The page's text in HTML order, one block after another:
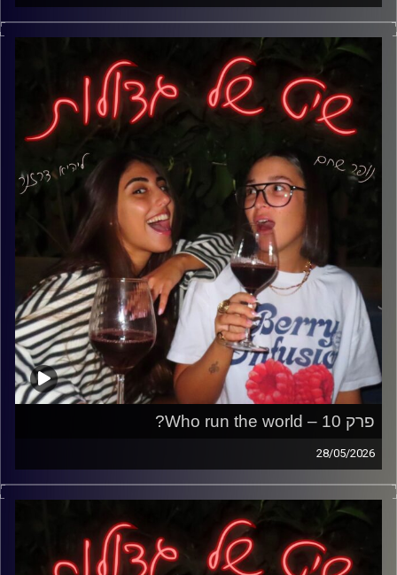
אחרי כל הפרקים על ידידים, זוגיות, אהבות ואכזבות, הגיע הזמן
להביא את האיש שהוא המסיבה בכבודו ובעצמו- שרנו לבנה.
דיברנו על דייטים, גברים, קשרים שלא מתקדמים, פחד
ממחויבות, שחרור מאקסים, טעויות שנשים עושות בזוגיות וכל
האמת שאף אחד לא תמיד רוצה לשמוע,
ובדקנו אחת ולתמיד- אני הבעיה או אני המסיבה?
קרדיט תמונות: נופר שחם
פרק 10 – Who run the world?
28/05/2026
פרק על להיות בת בעולם הזה,
כל הכיף, הדרמות, האחוות בנות והלחץ הבלתי נגמר להיות תמיד
יפה, מתוקתקת ומושלמת.